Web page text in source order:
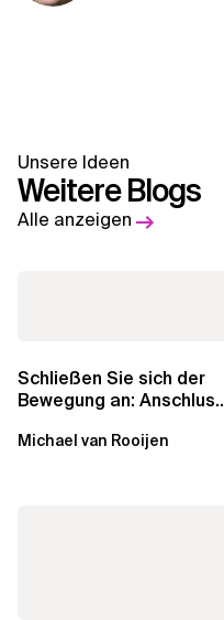
Unsere Ideen
Weitere Blogs
Alle anzeigen
Schließen Sie sich der
Bewegung an: Anschluss
Michael van Rooijen